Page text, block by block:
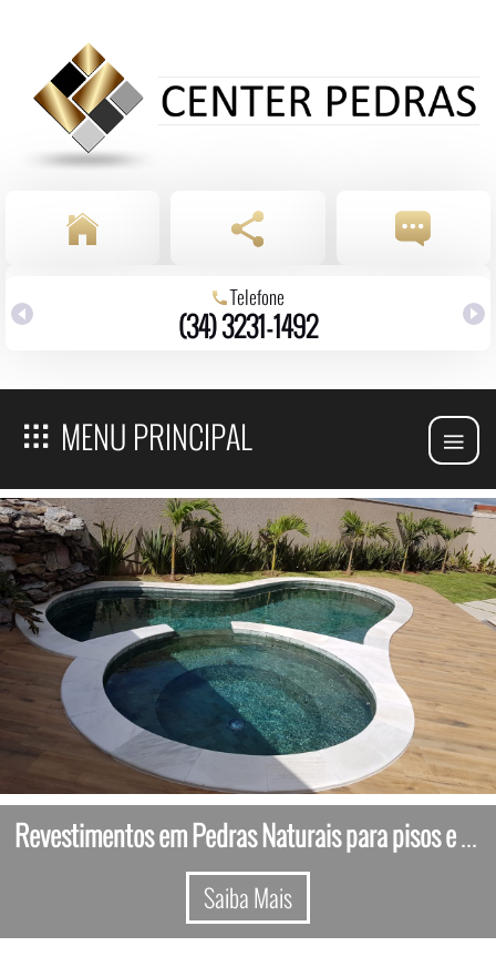
Telefone
(34) 3231-1492
MENU PRINCIPAL
Saiba Mais